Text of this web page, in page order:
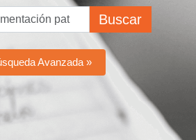
Buscar
Avanzada »